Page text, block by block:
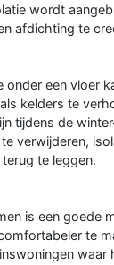
wordt
afdichting te
onder een vloer
kelders te
tijdens de
verwijderen,
te leggen.
is een goede
te
waar